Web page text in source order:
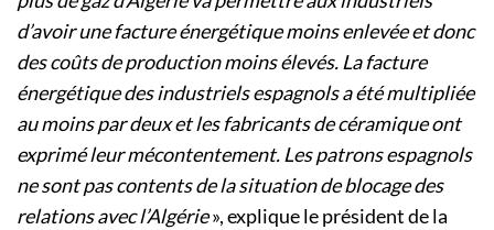
d’avoir une facture énergétique moins enlevée et donc
des coûts de production moins élevés. La facture
énergétique des industriels espagnols a été multipliée
au moins par deux et les fabricants de céramique ont
exprimé leur mécontentement. Les patrons espagnols
ne sont pas contents de la situation de blocage des
relations avec l’Algérie», explique le président de la